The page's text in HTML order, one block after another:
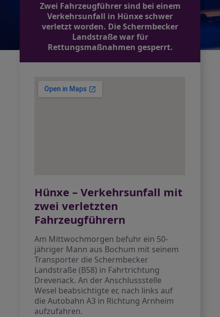
Zwei Fahrzeugführer sind bei einem
Verkehrsunfall in Hünxe schwer
verletzt worden. Die Schermbecker
Landstraße war für
Rettungsmaßnahmen gesperrt.
Hünxe – Verkehrsunfall mit
zwei verletzten
Fahrzeugführern
Am Mittwochmorgen befuhr ein 50-
jähriger Mann aus Bochum mit seinem
Transporter die Schermbecker
Landstraße (B58) in Fahrtrichtung
Drevenack. An der Anschlussstelle
Wesel beabsichtigte er, nach links auf
die Autobahn A3 in Richtung Arnheim
aufzufahren.